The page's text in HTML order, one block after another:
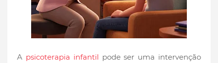
A psicoterapia infantil pode ser uma intervenção